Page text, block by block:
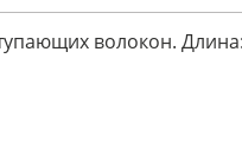
волокон.